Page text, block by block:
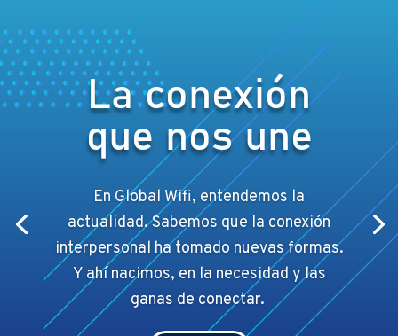
La conexión
que nos une
En Global Wifi, entendemos la
actualidad. Sabemos que la conexión
interpersonal ha tomado nuevas formas.
Y ahí nacimos, en la necesidad y las
ganas de conectar.